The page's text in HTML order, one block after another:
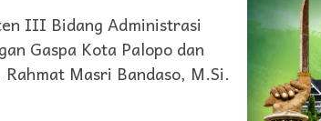
III Bidang Administrasi
Gaspa Kota Palopo dan
Masri Bandaso, M.Si.